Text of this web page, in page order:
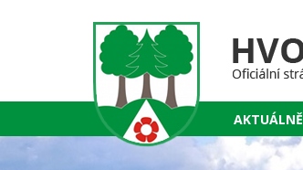
AKTUÁLNĚ